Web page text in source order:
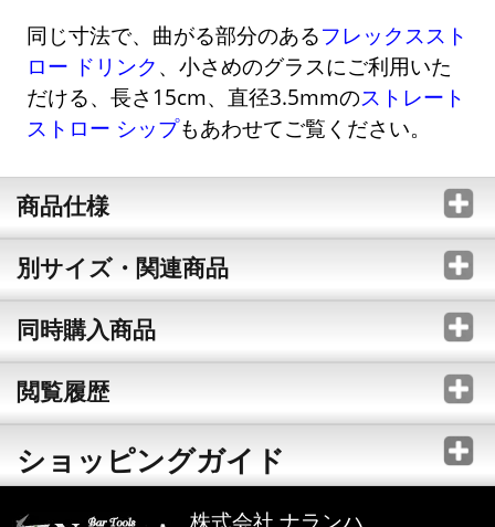
同じ寸法で、曲がる部分のあるフレックススト
ロー ドリンク 、小さめのグラスにご利用いた
だける、長さ15cm、直径3.5mmのストレート
ストロー シップもあわせてご覧ください。
商品仕様
別サイズ・関連商品
同時購入商品
閲覧履歴
ショッピングガイド
株式会社 ナランハ